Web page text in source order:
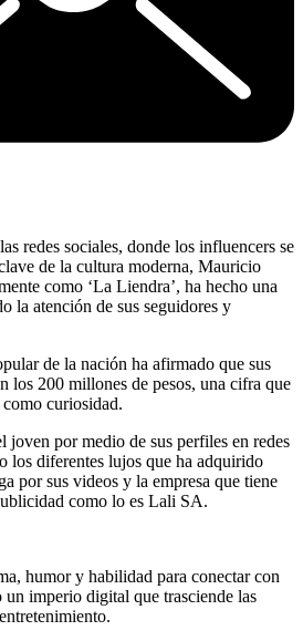
redes sociales, donde los influencers se
de la cultura moderna, Mauricio
como ‘La Liendra’, ha hecho una
la atención de sus seguidores y
de la nación ha afirmado que sus
los 200 millones de pesos, una cifra que
curiosidad.
joven por medio de sus perfiles en redes
los diferentes lujos que ha adquirido
por sus videos y la empresa que tiene
como lo es Lali SA.
humor y habilidad para conectar con
imperio digital que trasciende las